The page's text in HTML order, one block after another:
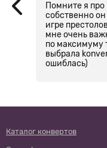
Помните я про
собственно
игре
мне очень
по максимуму
выбрала
ошиблась)
Каталог конвертов